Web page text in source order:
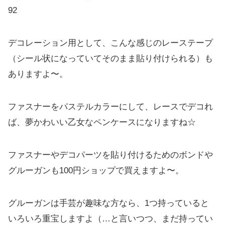
92
デコレーション用として、こんな感じのレーステープ
（シール状になっていてそのまま貼り付けられる）も
ありますよ〜。
ファスナーをパステルカラーにして、レースでデコれ
ば、夢かわいい乙女なペンケースになりますね☆
ファスナーやデコパーツを貼り付けるためのボンドや
グルーガンも100円ショップで買えますよ〜。
グルーガンは手芸が趣味な方なら、1つ持っていると
いろいろ重宝しますよ（…と言いつつ、まだ持ってい